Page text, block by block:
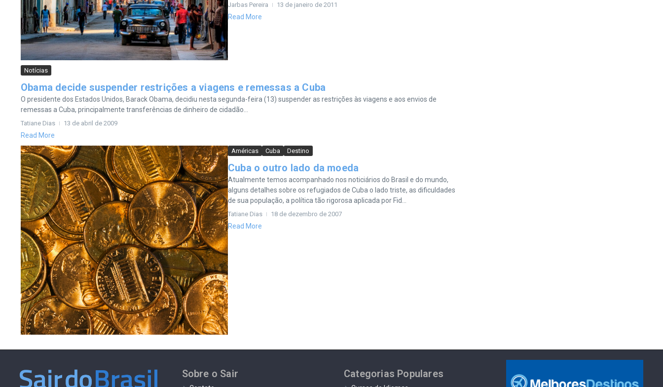
Jarbas Pereira 13 de janeiro de 2011
Read More
Notícias
Obama decide suspender restrições a viagens e remessas a Cuba
O presidente dos Estados Unidos, Barack Obama, decidiu nesta segunda-feira (13) suspender as restrições às viagens e aos envios de
remessas a Cuba, principalmente transferências de dinheiro de cidadão...
Tatiane Dias 13 de abril de 2009
Read More
Américas Cuba Destino
Cuba o outro lado da moeda
Atualmente temos acompanhado nos noticiários do Brasil e do mundo,
alguns detalhes sobre os refugiados de Cuba o lado triste, as dificuldades
de sua população, a política tão rigorosa aplicada por Fid...
Tatiane Dias 18 de dezembro de 2007
Read More
Sobre o Sair Categorias Populares